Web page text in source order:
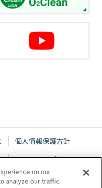
個人情報保護方針
サイトマップ
on our
analyze our traffic.